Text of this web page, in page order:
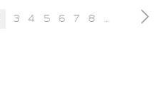
3 4 5 6 7 8 9